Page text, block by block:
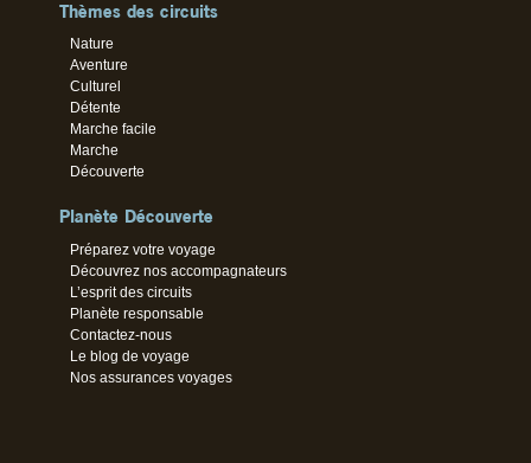
Thèmes des circuits
Nature
Aventure
Culturel
Détente
Marche facile
Marche
Découverte
Planète Découverte
Préparez votre voyage
Découvrez nos accompagnateurs
L’esprit des circuits
Planète responsable
Contactez-nous
Le blog de voyage
Nos assurances voyages